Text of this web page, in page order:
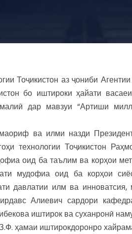
Тоҷикистон аз ҷониби
бо иштироки ҳайати
дар мавзуи “Артиши
ва илми назди
технологии Тоҷикистон
оид ба таълим ва корҳои
мудофиа оид ба корҳои
давлатии илм ва инноватсия,
Алиевич сардори
иштирок ва суханронӣ
ҳамаи иштирокдоронро